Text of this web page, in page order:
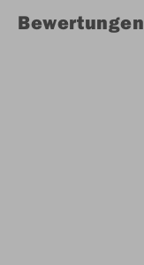
Bewertungen